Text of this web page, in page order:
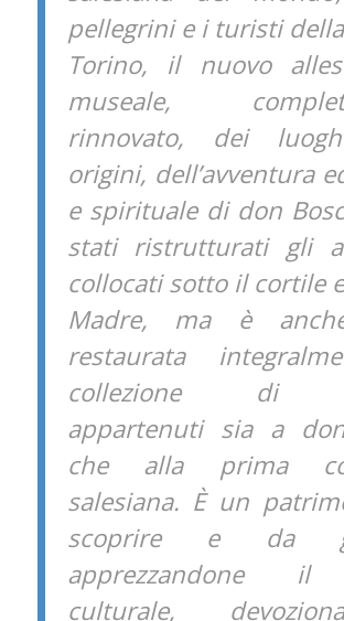
pellegrini e i turisti
Torino, il nuovo
museale,
rinnovato, dei
origini, dell’avventura
e spirituale di don
stati ristrutturati gli
collocati sotto il cortile
Madre, ma è
restaurata
collezione di
appartenuti sia a
che alla prima
salesiana. È un
scoprire e da
apprezzandone il
culturale,